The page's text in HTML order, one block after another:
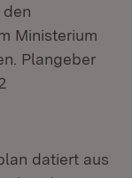
Ministerium
Plangeber
datiert aus